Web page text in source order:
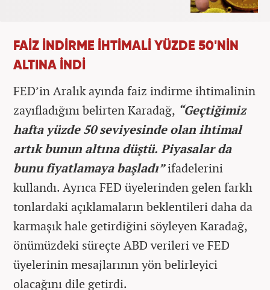
FAİZ İNDİRME İHTİMALİ YÜZDE 50'NİN
ALTINA İNDİ
FED’in Aralık ayında faiz indirme ihtimalinin
zayıfladığını belirten Karadağ, “Geçtiğimiz
hafta yüzde 50 seviyesinde olan ihtimal
artık bunun altına düştü. Piyasalar da
bunu fiyatlamaya başladı”ifadelerini
kullandı. Ayrıca FED üyelerinden gelen farklı
tonlardaki açıklamaların beklentileri daha da
karmaşık hale getirdiğini söyleyen Karadağ,
önümüzdeki süreçte ABD verileri ve FED
üyelerinin mesajlarının yön belirleyici
olacağını dile getirdi.